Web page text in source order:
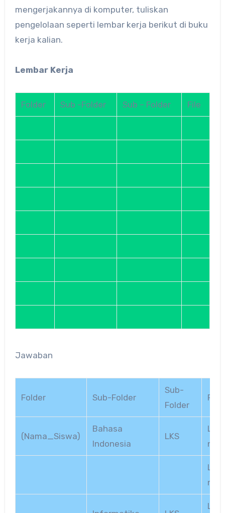
mengerjakannya di komputer, tuliskan
pengelolaan seperti lembar kerja berikut di buku
kerja kalian.
Lembar Kerja
Folder Sub -Folder Sub – Folder File
Jawaban
Folder Sub-Folder
Sub-
Folder
File
(Nama_Siswa)
Bahasa
Indonesia
LKS
LKS
LKS